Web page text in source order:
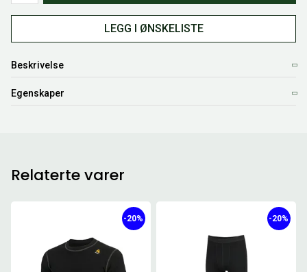
LEGG I ØNSKELISTE
Beskrivelse
Egenskaper
Relaterte varer
-20% -20%